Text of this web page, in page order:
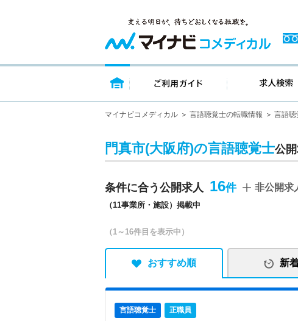
トップページ ご利用ガイド
マイナビコメディカル 言語聴覚士の転職情報 言語聴
門真市(大阪府)の言語聴覚士公
条件に合う公開求人 16
（11事業所・施設）掲載中
非公開求
（1～16件目を表示中）
おすすめ順 新
言語聴覚士 正職員